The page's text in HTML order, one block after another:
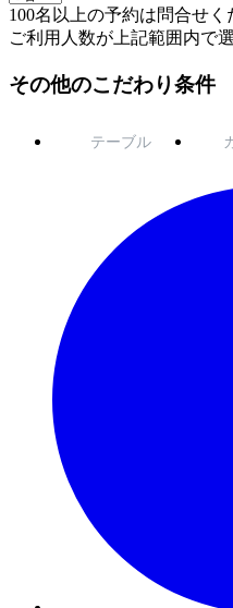
100名以上の予約は問合せく
ご利用人数が上記範囲内で
その他のこだわり条件
テーブル